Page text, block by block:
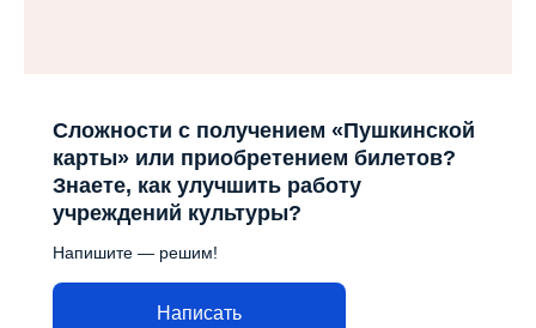
Сложности с получением «Пушкинской
карты» или приобретением билетов?
Знаете, как улучшить работу
учреждений культуры?
Напишите — решим!
Написать